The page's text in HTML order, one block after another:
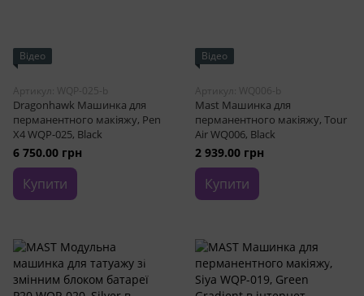
Відео
Артикул: WQP-025-b
Dragonhawk Машинка для
перманентного макіяжу, Pen
X4 WQP-025, Black
6 750.00 грн
Купити
Відео
Артикул: WQ006-b
Mast Машинка для
перманентного макіяжу, Tour
Air WQ006, Black
2 939.00 грн
Купити